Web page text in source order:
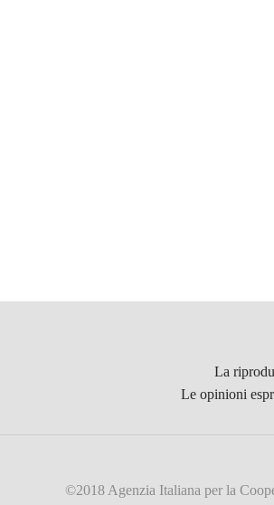
La
Le opinioni
©2018 Agenzia Italiana per la